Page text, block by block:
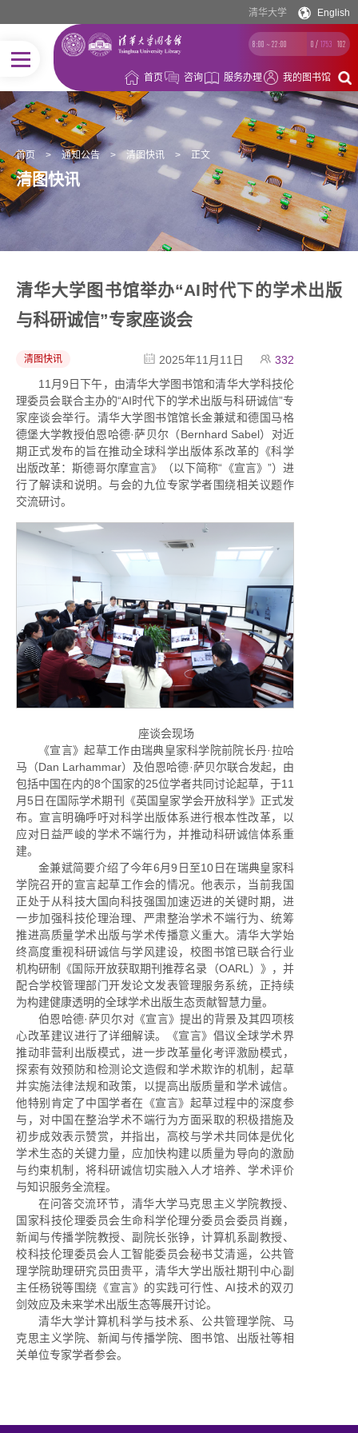
清华大学 English
8:00 ~ 22:00 0 / 1753 102
首页 咨询 服务办理 我的图书馆
首页 > 通知公告 > 清图快讯 > 正文
清图快讯
清华大学图书馆举办“AI时代下的学术出版
与科研诚信”专家座谈会
清图快讯 332
2025年11月11日
11月9日下午，由清华大学图书馆和清华大学科技伦
理委员会联合主办的“AI时代下的学术出版与科研诚信”专
家座谈会举行。清华大学图书馆馆长金兼斌和德国马格
德堡大学教授伯恩哈德·萨贝尔（Bernhard Sabel）对近
期正式发布的旨在推动全球科学出版体系改革的《科学
出版改革：斯德哥尔摩宣言》（以下简称“《宣言》”）进
行了解读和说明。与会的九位专家学者围绕相关议题作
交流研讨。
座谈会现场
《宣言》起草工作由瑞典皇家科学院前院长丹·拉哈
马（Dan Larhammar）及伯恩哈德·萨贝尔联合发起，由
包括中国在内的8个国家的25位学者共同讨论起草，于11
月5日在国际学术期刊《英国皇家学会开放科学》正式发
布。宣言明确呼吁对科学出版体系进行根本性改革，以
应对日益严峻的学术不端行为，并推动科研诚信体系重
建。
金兼斌简要介绍了今年6月9日至10日在瑞典皇家科
学院召开的宣言起草工作会的情况。他表示，当前我国
正处于从科技大国向科技强国加速迈进的关键时期，进
一步加强科技伦理治理、严肃整治学术不端行为、统筹
推进高质量学术出版与学术传播意义重大。清华大学始
终高度重视科研诚信与学风建设，校图书馆已联合行业
机构研制《国际开放获取期刊推荐名录（OARL）》，并
配合学校管理部门开发论文发表管理服务系统，正持续
为构建健康透明的全球学术出版生态贡献智慧力量。
伯恩哈德·萨贝尔对《宣言》提出的背景及其四项核
心改革建议进行了详细解读。《宣言》倡议全球学术界
推动非营利出版模式，进一步改革量化考评激励模式，
探索有效预防和检测论文造假和学术欺诈的机制，起草
并实施法律法规和政策，以提高出版质量和学术诚信。
他特别肯定了中国学者在《宣言》起草过程中的深度参
与，对中国在整治学术不端行为方面采取的积极措施及
初步成效表示赞赏，并指出，高校与学术共同体是优化
学术生态的关键力量，应加快构建以质量为导向的激励
与约束机制，将科研诚信切实融入人才培养、学术评价
与知识服务全流程。
在问答交流环节，清华大学马克思主义学院教授、
国家科技伦理委员会生命科学伦理分委员会委员肖巍，
新闻与传播学院教授、副院长张铮，计算机系副教授、
校科技伦理委员会人工智能委员会秘书艾清遥，公共管
理学院助理研究员田贵平，清华大学出版社期刊中心副
主任杨锐等围绕《宣言》的实践可行性、AI技术的双刃
剑效应及未来学术出版生态等展开讨论。
清华大学计算机科学与技术系、公共管理学院、马
克思主义学院、新闻与传播学院、图书馆、出版社等相
关单位专家学者参会。